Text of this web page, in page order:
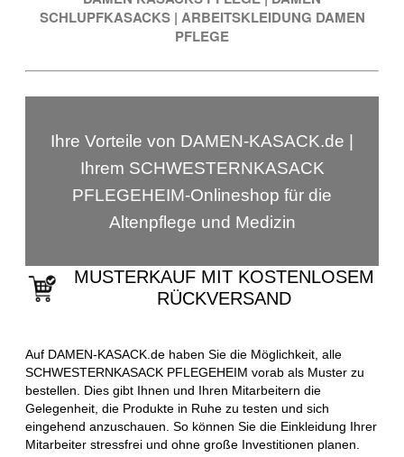
SCHLUPFKASACKS | ARBEITSKLEIDUNG DAMEN
PFLEGE
Ihre Vorteile von DAMEN-KASACK.de |
Ihrem SCHWESTERNKASACK
PFLEGEHEIM-Onlineshop für die
Altenpflege und Medizin
MUSTERKAUF MIT KOSTENLOSEM
RÜCKVERSAND
Auf DAMEN-KASACK.de haben Sie die Möglichkeit, alle
SCHWESTERNKASACK PFLEGEHEIM vorab als Muster zu
bestellen. Dies gibt Ihnen und Ihren Mitarbeitern die
Gelegenheit, die Produkte in Ruhe zu testen und sich
eingehend anzuschauen. So können Sie die Einkleidung Ihrer
Mitarbeiter stressfrei und ohne große Investitionen planen.